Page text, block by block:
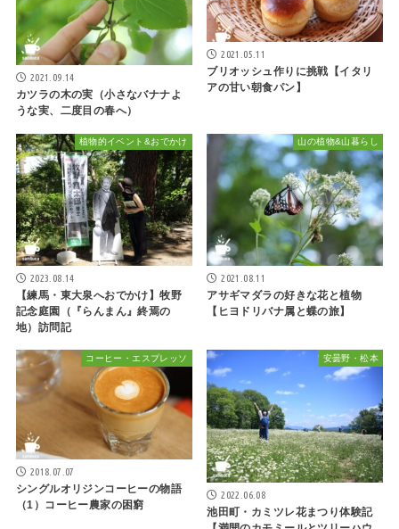
2021.09.14
カツラの木の実（小さなバナナよ
うな実、二度目の春へ）
2021.05.11
ブリオッシュ作りに挑戦【イタリ
アの甘い朝食パン】
植物的イベント&おでかけ
2023.08.14
【練馬・東大泉へおでかけ】牧野
記念庭園（『らんまん』終焉の
地）訪問記
山の植物&山暮らし
2021.08.11
アサギマダラの好きな花と植物
【ヒヨドリバナ属と蝶の旅】
コーヒー・エスプレッソ
2018.07.07
シングルオリジンコーヒーの物語
（1）コーヒー農家の困窮
安曇野・松本
2022.06.08
池田町・カミツレ花まつり体験記